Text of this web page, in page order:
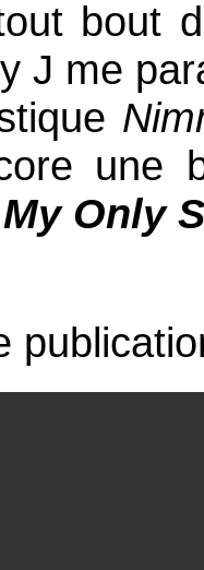
bout
J me
une
My Only